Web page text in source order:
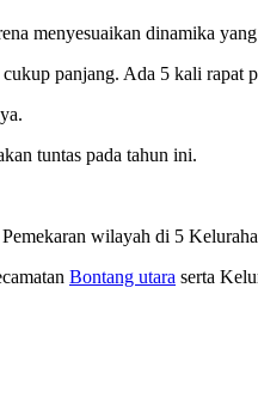
menyesuaikan dinamika yang
panjang. Ada 5 kali rapat
tuntas pada tahun ini.
wilayah di 5
Bontang utara serta